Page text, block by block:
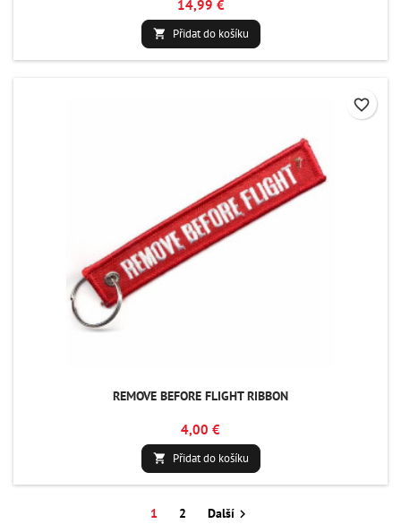
14,99 €
 Přidat do košíku
REMOVE BEFORE FLIGHT RIBBON
4,00 €
 Přidat do košíku
favorite_border
1 2 Další 